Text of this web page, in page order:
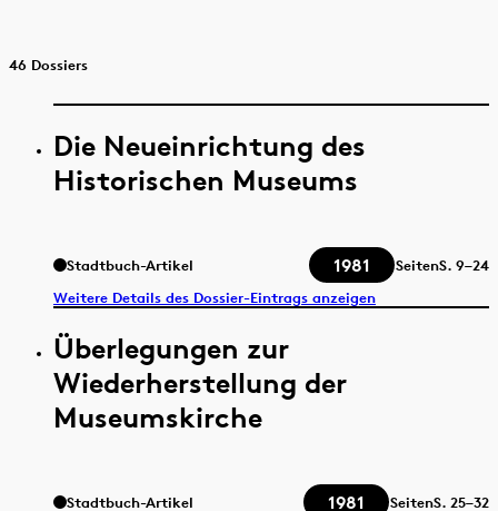
46 Dossiers
Die Neueinrichtung des
Historischen Museums
Stadtbuch-Artikel 1981 SeitenS. 9–24
Weitere Details des Dossier-Eintrags anzeigen
Überlegungen zur
Wiederherstellung der
Museumskirche
Stadtbuch-Artikel 1981 SeitenS. 25–32